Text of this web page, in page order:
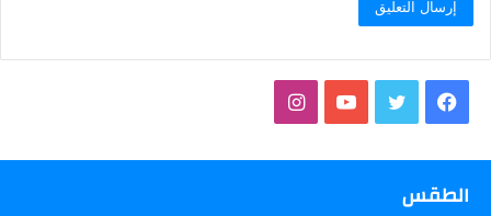
فيسبوك تويتر يوتيوبانستقرام
الطقس